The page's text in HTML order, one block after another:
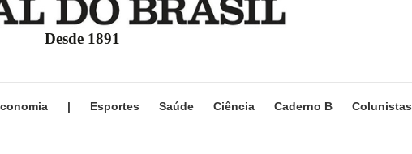
Desde 1891
| Esportes Saúde Ciência Caderno B Colunistas